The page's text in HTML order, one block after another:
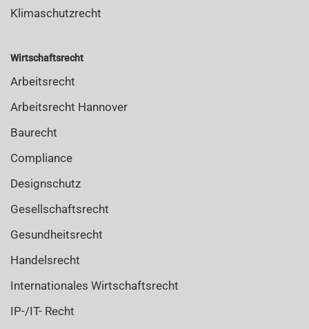
Klimaschutzrecht
Wirtschaftsrecht
Arbeitsrecht
Arbeitsrecht Hannover
Baurecht
Compliance
Designschutz
Gesellschaftsrecht
Gesundheitsrecht
Handelsrecht
Internationales Wirtschaftsrecht
IP-/IT- Recht